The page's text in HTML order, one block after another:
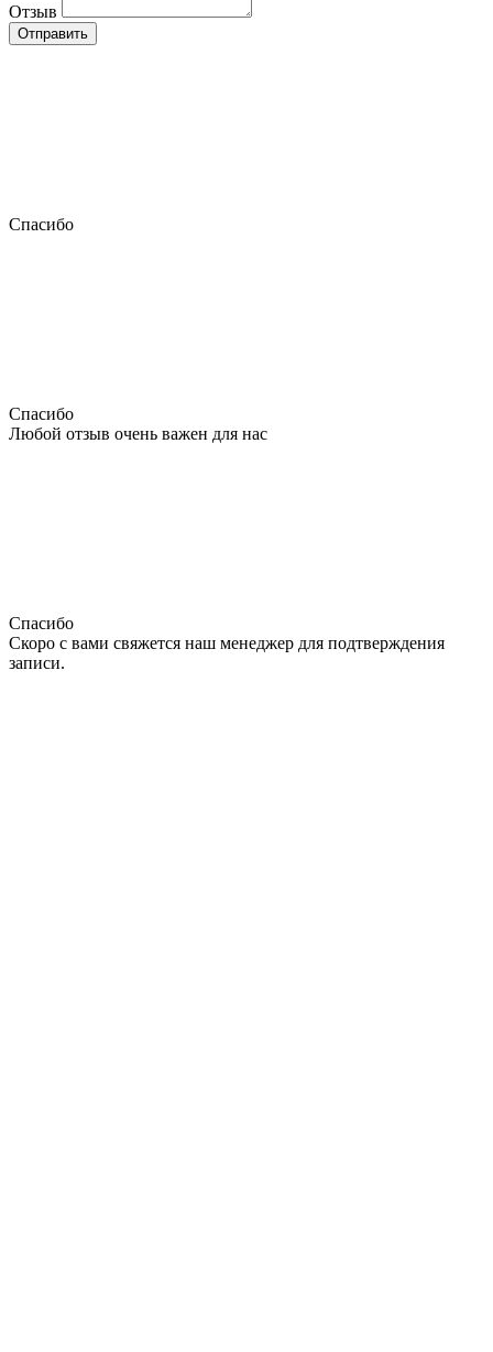
Отзыв
Отправить
Спасибо
Спасибо
Любой отзыв очень важен для нас
Спасибо
Скоро с вами свяжется наш менеджер для подтверждения
записи.